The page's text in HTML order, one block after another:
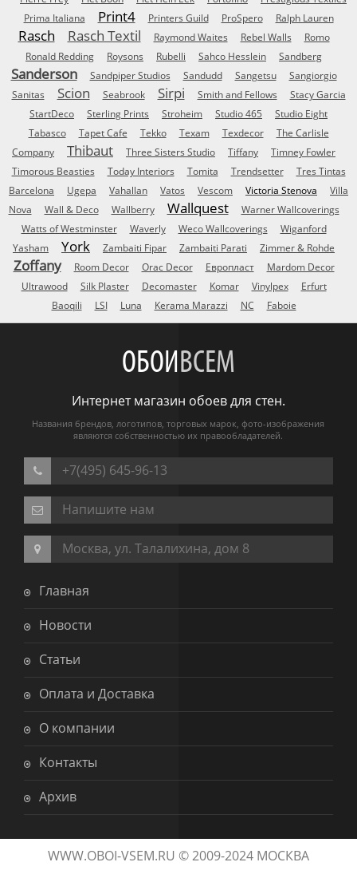
Prima Italiana
Print4 Printers Guild ProSpero Ralph Lauren
Rasch Rasch Textil Raymond Waites Rebel Walls
Romo
Ronald Redding
Roysons Rubelli Sahco Hesslein Sandberg
Sanderson Sandpiper Studios Sandudd Sangetsu
Sangiorgio
Sanitas
Scion Seabrook Sirpi Smith and Fellows
Stacy Garcia
StartDeco
Sterling Prints Stroheim Studio 465
Studio Eight
Tabasco
Tapet Cafe Tekko Texam Texdecor
The Carlisle
Company
Thibaut Three Sisters Studio Tiffany
Timney Fowler
Timorous Beasties
Today Interiors Tomita Trendsetter
Tres Tintas
Barcelona
Ugepa Vahallan Vatos Vescom Victoria Stenova
Villa
Nova
Wall & Deco Wallberry Wallquest
Warner Wallcoverings
Watts of Westminster
Waverly Weco Wallcoverings
Wiganford
Yasham
York Zambaiti Fipar Zambaiti Parati Zimmer & Rohde
Zoffany Room Decor Orac Decor Европласт
Mardom Decor
Ultrawood
Silk Plaster Decomaster Komar Vinylpex
Erfurt
Baoqili
LSI Luna Kerama Marazzi NC Faboie
ОБОИВСЕМ
Интернет магазин обоев для стен.
Названия брендов, логотипов, торговых марок, фото-изображения
являются собственностью их правообладателей.
+7(495) 645-96-13
Напишите нам
Москва, ул. Талалихина, дом 8
Главная
Новости
Статьи
Оплата и Доставка
О компании
Контакты
Архив
WWW.OBOI-VSEM.RU © 2009-2024 МОСКВА